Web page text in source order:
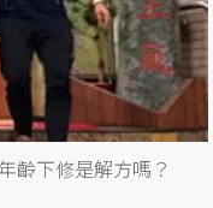
齡下修是解方嗎？